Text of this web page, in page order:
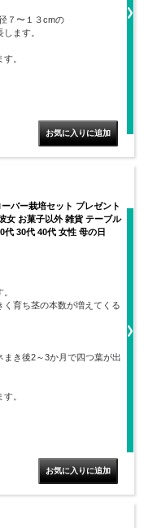
７〜１３cmの
ます。
。
バー栽培セット プレゼント
女 お菓子以外 雑貨 テーブル
代 30代 40代 女性 母の日
育ち茎の本数が増えてくる
き後2～3か月で四つ葉が出
。